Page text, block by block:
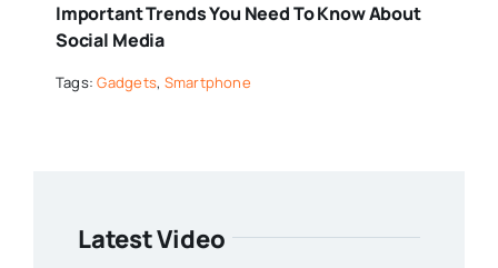
Important Trends You Need To Know About
Social Media
Tags:Gadgets, Smartphone
Latest Video